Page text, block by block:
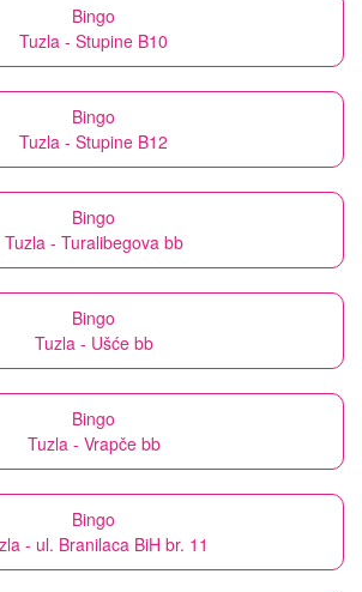
Bingo
Tuzla - Stupine B10
Bingo
Tuzla - Stupine B12
Bingo
Tuzla - Turalibegova bb
Bingo
Tuzla - Ušće bb
Bingo
Tuzla - Vrapče bb
Bingo
- ul. Branilaca BiH br. 11